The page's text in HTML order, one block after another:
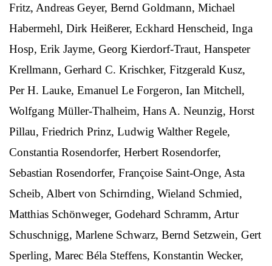
Fritz, Andreas Geyer, Bernd Goldmann, Michael
Habermehl, Dirk Heißerer, Eckhard Henscheid, Inga
Hosp, Erik Jayme, Georg Kierdorf-Traut, Hanspeter
Krellmann, Gerhard C. Krischker, Fitzgerald Kusz,
Per H. Lauke, Emanuel Le Forgeron, Ian Mitchell,
Wolfgang Müller-Thalheim, Hans A. Neunzig, Horst
Pillau, Friedrich Prinz, Ludwig Walther Regele,
Constantia Rosendorfer, Herbert Rosendorfer,
Sebastian Rosendorfer, Françoise Saint-Onge, Asta
Scheib, Albert von Schirnding, Wieland Schmied,
Matthias Schönweger, Godehard Schramm, Artur
Schuschnigg, Marlene Schwarz, Bernd Setzwein, Gert
Sperling, Marec Béla Steffens, Konstantin Wecker,